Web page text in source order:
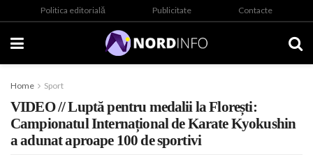
Politica editorială Publicitate Contacte
Home Sport
VIDEO // Luptă pentru medalii la Florești:
Campionatul Internațional de Karate Kyokushin
a adunat aproape 100 de sportivi